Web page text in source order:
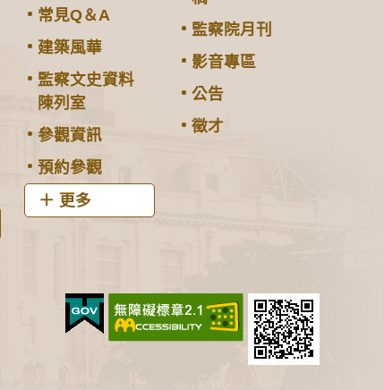
常見Q＆A
建築風華
監察文史資料
陳列室
參觀資訊
預約參觀
更多
監察院月刊
影音專區
公告
徵才